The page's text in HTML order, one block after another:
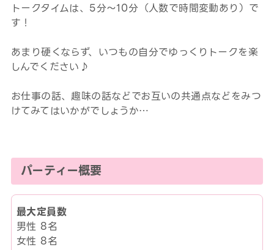
トークタイムは、5分～10分（人数で時間変動あり）で
す！
あまり硬くならず、いつもの自分でゆっくりトークを楽
しんでください♪
お仕事の話、趣味の話などでお互いの共通点などをみつ
けてみてはいかがでしょうか…
パーティー概要
最大定員数
男性 8名
女性 8名